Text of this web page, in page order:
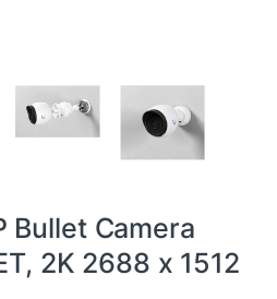
Bullet Camera
2K 2688 x 1512